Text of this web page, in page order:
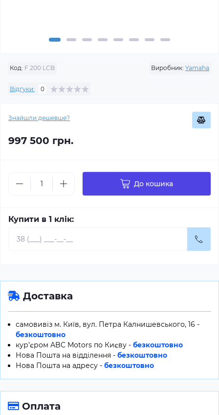
Код: F 200 LCB Виробник: Yamaha
Відгуки: 0
Знайшли дешевше?
997 500 грн.
До кошика
Купити в 1 клік:
Доставка
самовивіз м. Київ, вул. Петра Калнишевського, 16 -
безкоштовно
кур’єром ABC Motors по Києву - безкоштовно
Нова Пошта на відділення - безкоштовно
Нова Пошта на адресу - безкоштовно
Оплата